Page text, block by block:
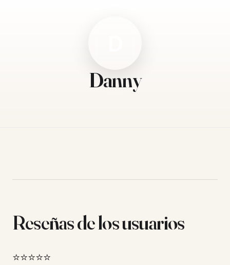
Danny
Reseñas de los usuarios
⭐⭐⭐⭐⭐